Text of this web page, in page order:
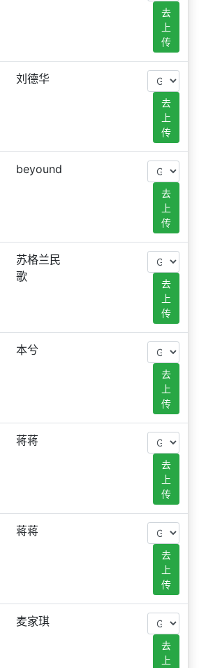
去
上
传
刘德华
去
上
传
beyound
去
上
传
苏格兰民
歌
去
上
传
本兮
去
上
传
蒋蒋
去
上
传
蒋蒋
去
上
传
麦家琪
去
上